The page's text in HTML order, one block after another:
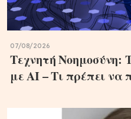
07/08/2026
Τεχνητή Νοημοσύνη:
με ΑΙ – Τι πρέπει να